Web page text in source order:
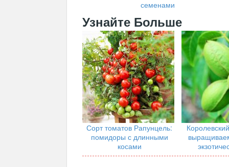
семенами
Узнайте Больше
Сорт томатов Рапунцель:
помидоры с длинными
косами